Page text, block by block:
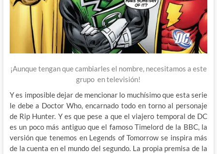
¡Aunque tengan que cambiarles el nombre, necesitamos a este
grupo en televisión!
Y es imposible dejar de mencionar lo muchísimo que esta serie
le debe a Doctor Who, encarnado todo en torno al personaje
de Rip Hunter. Y es que pese a que el viajero temporal de DC
es un poco más antiguo que el famoso Timelord de la BBC, la
versión que tenemos en Legends of Tomorrow se inspira más
de la cuenta en el mundo del segundo. La propia premisa de la